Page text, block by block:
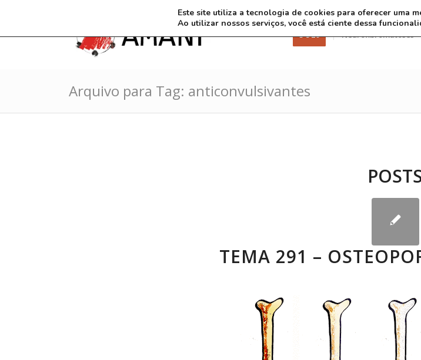
3 8 26 Neurofibromatoses
Arquivo para Tag: anticonvulsivantes
TEMA 291 –
Este site utiliza a tecnologia de cookies para oferecer uma
Ao utilizar nossos serviços, você está ciente dessa